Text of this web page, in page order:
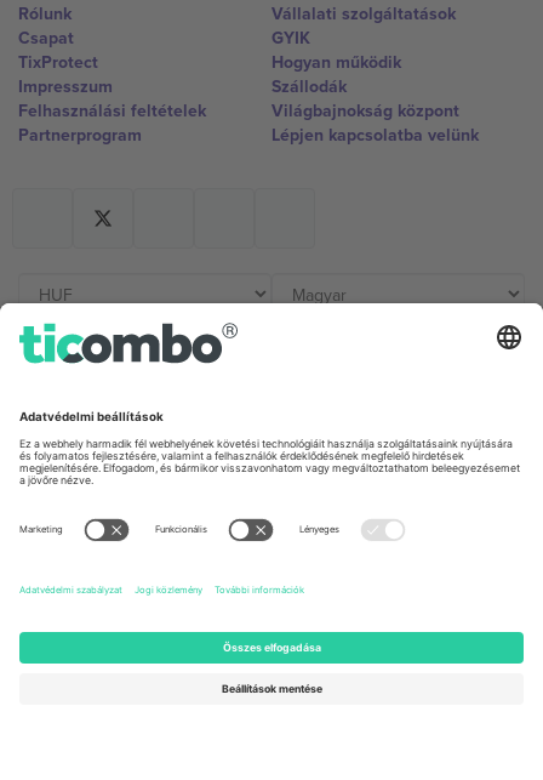
Rólunk
Csapat
TixProtect
Impresszum
Felhasználási feltételek
Partnerprogram
Vállalati szolgáltatások
GYIK
Hogyan működik
Szállodák
Világbajnokság központ
Lépjen kapcsolatba velünk
Germany
Unter den Linden 24, 10117
Berlin, Germany
United Kingdom
167 City Road, London, Greater
Newark, Delaware 19713, United
States
Engelberg, Switzerland